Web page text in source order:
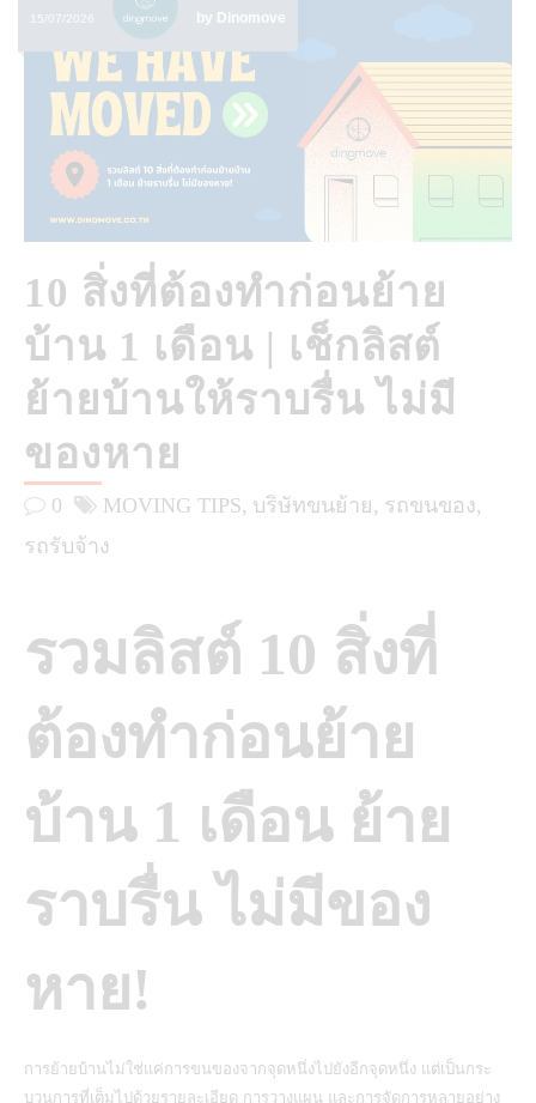
15/07/2026 by Dinomove
10 สิ่งที่ต้องทำก่อนย้าย
บ้าน 1 เดือน | เช็กลิสต์
ย้ายบ้านให้ราบรื่น ไม่มี
ของหาย
0 MOVING TIPS บริษัทขนย้าย รถขนของ
รถรับจ้าง
รวมลิสต์ 10 สิ่งที่
ต้องทำก่อนย้าย
บ้าน 1 เดือน ย้าย
ราบรื่น ไม่มีของ
หาย!
การย้ายบ้านไม่ใช่แค่การขนของจากจุดหนึ่งไปยังอีกจุดหนึ่ง แต่เป็นกระ
บวนการที่เต็มไปด้วยรายละเอียด การวางแผน และการจัดการหลายอย่าง